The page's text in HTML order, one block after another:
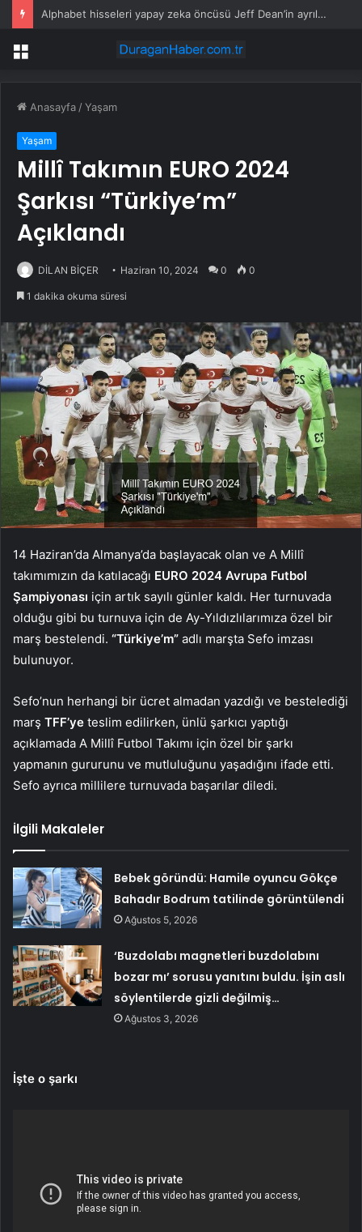
Alphabet hisseleri yapay zeka öncüsü Jeff Dean’in ayrılmasıyla %5 düştü
Menü
Anasayfa /Yaşam
Yaşam
Millî Takımın EURO 2024
Şarkısı “Türkiye’m”
Açıklandı
DİLAN BİÇER Haziran 10, 2024 0 0
1 dakika okuma süresi
14 Haziran’da Almanya’da başlayacak olan ve A Millî
takımımızın da katılacağı EURO 2024 Avrupa Futbol
Şampiyonası için artık sayılı günler kaldı. Her turnuvada
olduğu gibi bu turnuva için de Ay-Yıldızlılarımıza özel bir
marş bestelendi. “Türkiye’m” adlı marşta Sefo imzası
bulunuyor.
Sefo’nun herhangi bir ücret almadan yazdığı ve bestelediği
marş TFF’ye teslim edilirken, ünlü şarkıcı yaptığı
açıklamada A Millî Futbol Takımı için özel bir şarkı
yapmanın gururunu ve mutluluğunu yaşadığını ifade etti.
Sefo ayrıca millilere turnuvada başarılar diledi.
İlgili Makaleler
Bebek göründü: Hamile oyuncu Gökçe
Bahadır Bodrum tatilinde görüntülendi
Ağustos 5, 2026
‘Buzdolabı magnetleri buzdolabını
bozar mı’ sorusu yanıtını buldu. İşin aslı
söylentilerde gizli değilmiş…
Ağustos 3, 2026
İşte o şarkı